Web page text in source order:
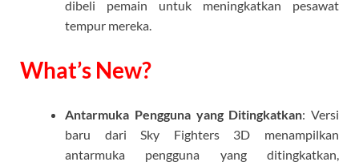
dibeli pemain untuk meningkatkan pesawat
tempur mereka.
What’s New?
Antarmuka Pengguna yang Ditingkatkan: Versi
baru dari Sky Fighters 3D menampilkan
antarmuka pengguna yang ditingkatkan,